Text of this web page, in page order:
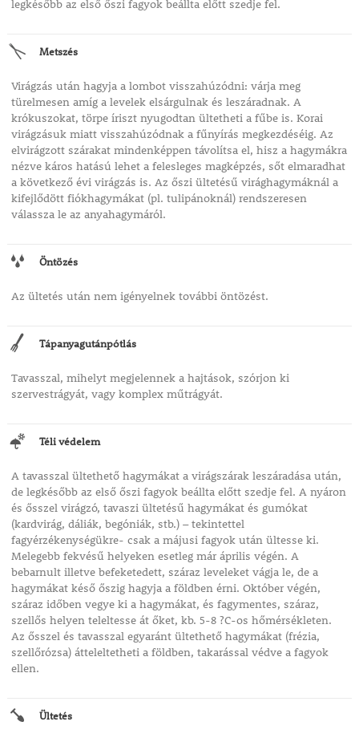
legkésőbb az első őszi fagyok beállta előtt szedje fel.
Metszés
Virágzás után hagyja a lombot visszahúzódni: várja meg
türelmesen amíg a levelek elsárgulnak és leszáradnak. A
krókuszokat, törpe íriszt nyugodtan ültetheti a fűbe is. Korai
virágzásuk miatt visszahúzódnak a fűnyírás megkezdéséig. Az
elvirágzott szárakat mindenképpen távolítsa el, hisz a hagymákra
nézve káros hatású lehet a felesleges magképzés, sőt elmaradhat
a következő évi virágzás is. Az őszi ültetésű virághagymáknál a
kifejlődött fiókhagymákat (pl. tulipánoknál) rendszeresen
válassza le az anyahagymáról.
Öntözés
Az ültetés után nem igényelnek további öntözést.
Tápanyagutánpótlás
Tavasszal, mihelyt megjelennek a hajtások, szórjon ki
szervestrágyát, vagy komplex műtrágyát.
Téli védelem
A tavasszal ültethető hagymákat a virágszárak leszáradása után,
de legkésőbb az első őszi fagyok beállta előtt szedje fel. A nyáron
és ősszel virágzó, tavaszi ültetésű hagymákat és gumókat
(kardvirág, dáliák, begóniák, stb.) – tekintettel
fagyérzékenységükre- csak a májusi fagyok után ültesse ki.
Melegebb fekvésű helyeken esetleg már április végén. A
bebarnult illetve befeketedett, száraz leveleket vágja le, de a
hagymákat késő őszig hagyja a földben érni. Október végén,
száraz időben vegye ki a hagymákat, és fagymentes, száraz,
szellős helyen teleltesse át őket, kb. 5-8 ?C-os hőmérsékleten.
Az ősszel és tavasszal egyaránt ültethető hagymákat (frézia,
szellőrózsa) átteleltetheti a földben, takarással védve a fagyok
ellen.
Ültetés